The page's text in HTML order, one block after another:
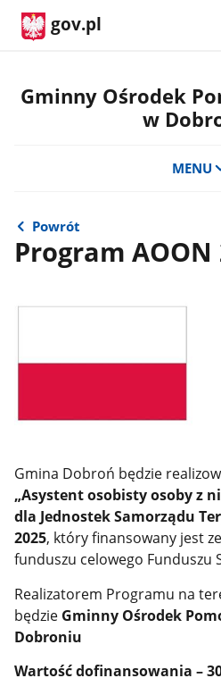
gov.pl
Gminny Ośrodek
w
MENU
Powrót
Program AOON
Gmina Dobroń będzie
„Asystent osobisty osoby z
dla Jednostek Samorządu
2025, który finansowany jest
funduszu celowego Funduszu
Realizatorem Programu na
będzie Gminny Ośrodek
Dobroniu
Wartość dofinansowania –